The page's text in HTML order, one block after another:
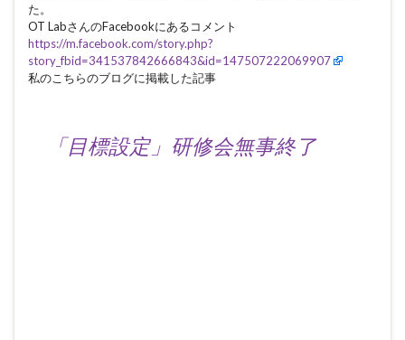
た。
OT LabさんのFacebookにあるコメント
https://m.facebook.com/story.php?
story_fbid=341537842666843&id=147507222069907
私のこちらのブログに掲載した記事
「目標設定」研修会無事終了